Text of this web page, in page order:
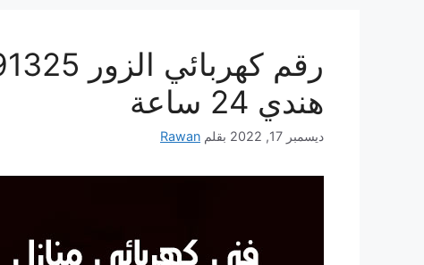
هندي 24 ساعة
ديسمبر 17, 2022 بقلم Rawan